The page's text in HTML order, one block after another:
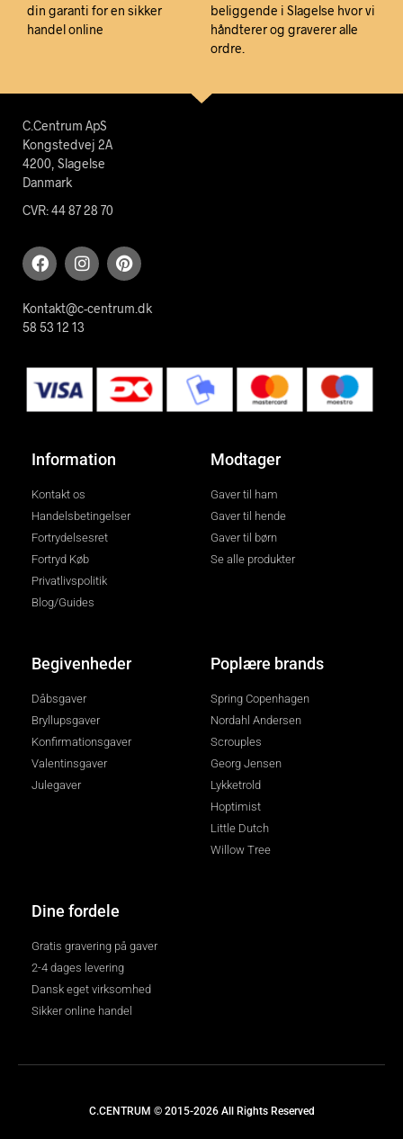
din garanti for en sikker
handel online
beliggende i Slagelse hvor vi
håndterer og graverer alle
ordre.
C.Centrum ApS
Kongstedvej 2A
4200, Slagelse
Danmark
CVR: 44 87 28 70
Kontakt@c-centrum.dk
58 53 12 13
Information
Kontakt os
Handelsbetingelser
Fortrydelsesret
Fortryd Køb
Privatlivspolitik
Blog/Guides
Modtager
Gaver til ham
Gaver til hende
Gaver til børn
Se alle produkter
Begivenheder
Dåbsgaver
Bryllupsgaver
Konfirmationsgaver
Valentinsgaver
Julegaver
Poplære brands
Spring Copenhagen
Nordahl Andersen
Scrouples
Georg Jensen
Lykketrold
Hoptimist
Little Dutch
Willow Tree
Dine fordele
Gratis gravering på gaver
2-4 dages levering
Dansk eget virksomhed
Sikker online handel
C.CENTRUM © 2015-2026 All Rights Reserved